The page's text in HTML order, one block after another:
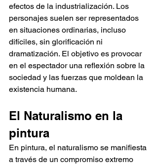
efectos de la industrialización. Los
personajes suelen ser representados
en situaciones ordinarias, incluso
difíciles, sin glorificación ni
dramatización. El objetivo es provocar
en el espectador una reflexión sobre la
sociedad y las fuerzas que moldean la
existencia humana.
El Naturalismo en la
pintura
En pintura, el naturalismo se manifiesta
a través de un compromiso extremo